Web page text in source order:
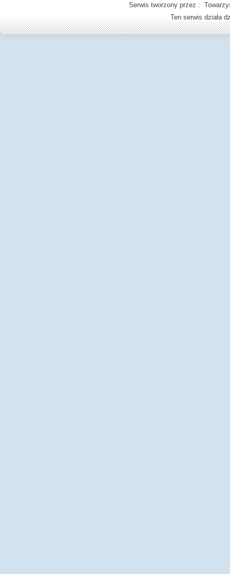
Serwis tworzony przez :
Ten serwis działa